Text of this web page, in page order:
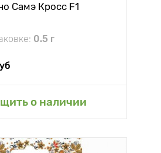
Самэ Кросс F1
0.5 г
о наличии